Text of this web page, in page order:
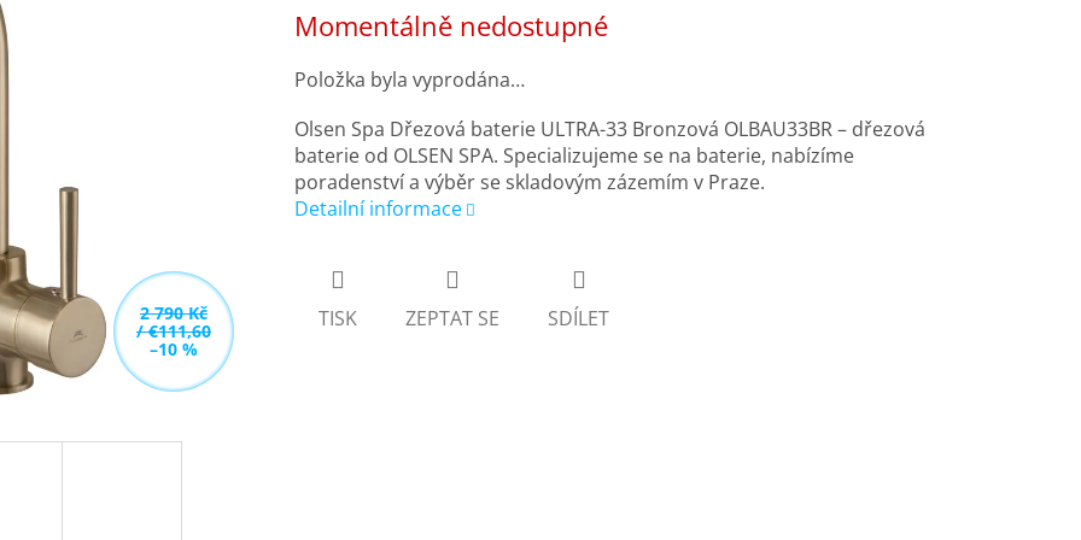
2 790 Kč
/ €111,60
–10 %
cena:
Momentálně nedostupné
Položka byla vyprodána…
Olsen Spa Dřezová baterie ULTRA-33 Bronzová OLBAU33BR – dřezová
baterie od OLSEN SPA. Specializujeme se na baterie, nabízíme
poradenství a výběr se skladovým zázemím v Praze.
Detailní informace
TISK ZEPTAT SE SDÍLET